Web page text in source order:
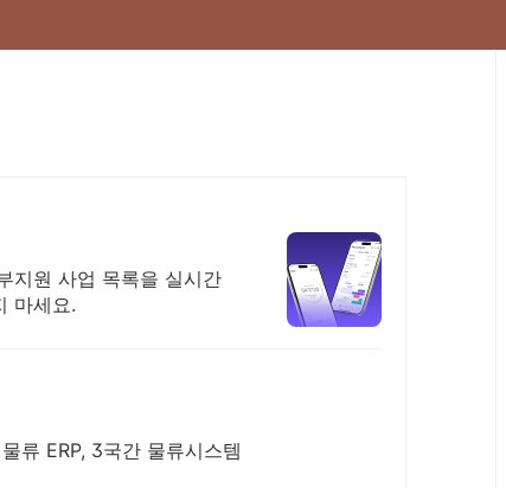
지원 사업 목록을 실시간
마세요.
류 ERP, 3국간 물류시스템